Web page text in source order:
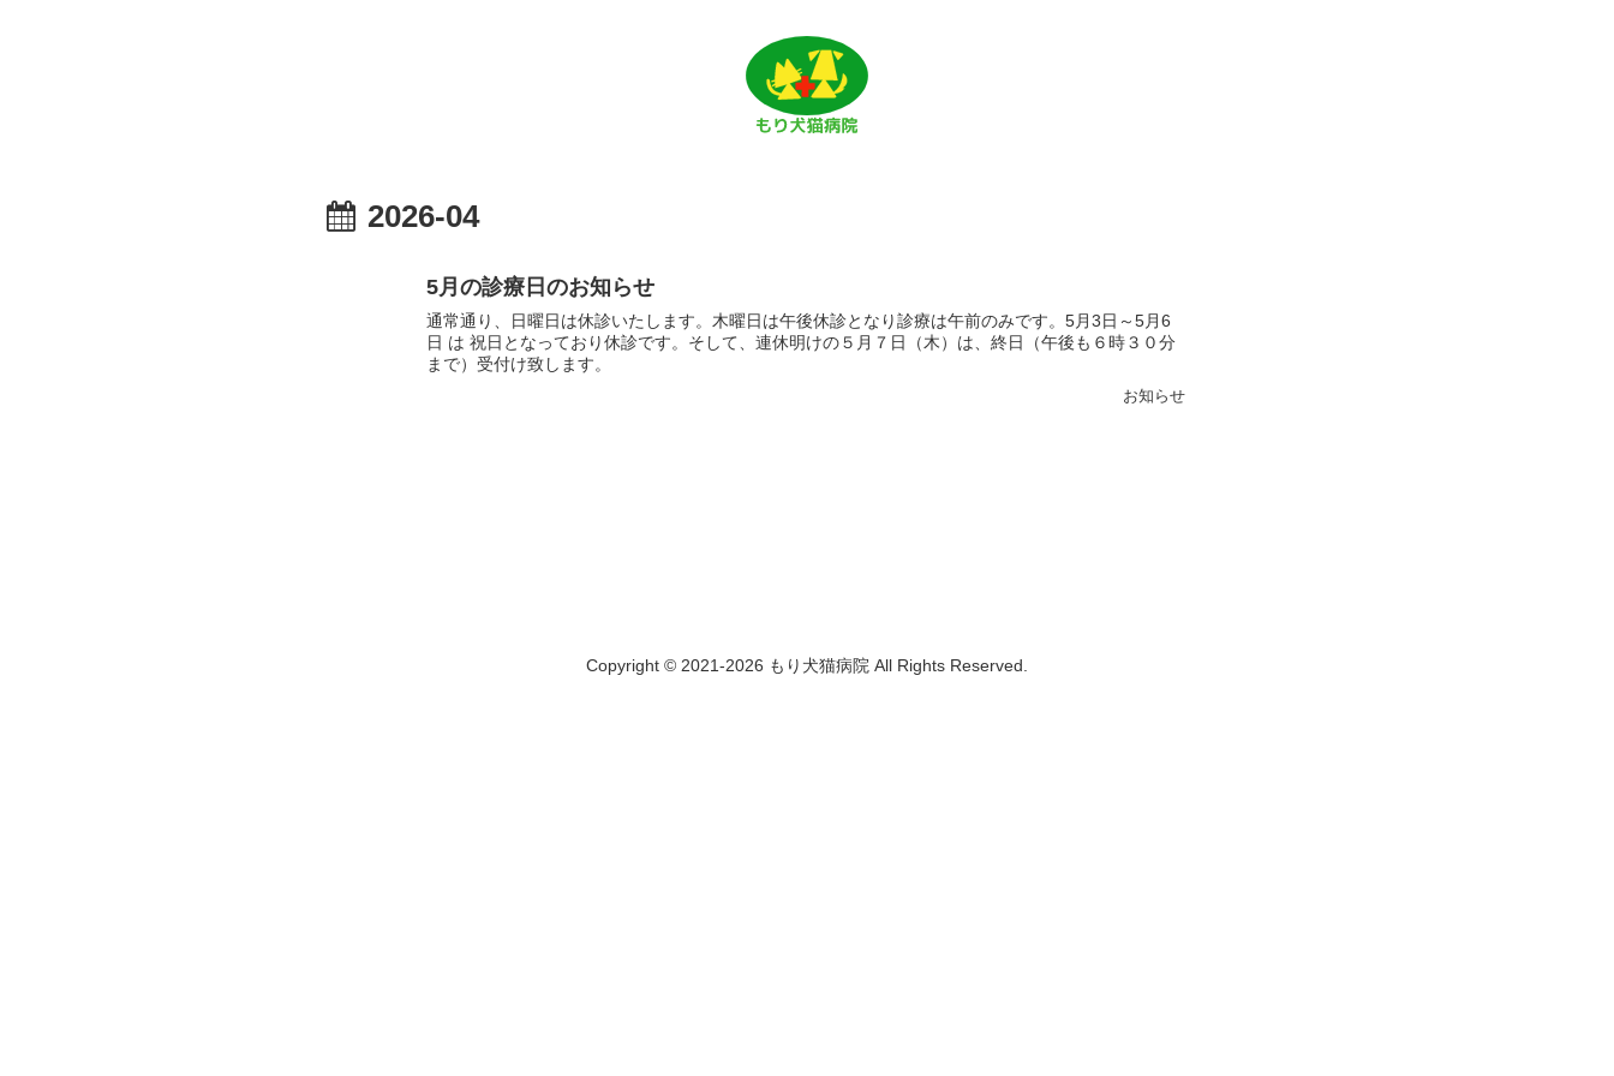
2026-04
5月の診療日のお知らせ
通常通り、日曜日は休診いたします。木曜日は午後休診となり診療は午前のみです。5月3日～5月6
日 は 祝日となっており休診です。そして、連休明けの５月７日（木）は、終日（午後も６時３０分
まで）受付け致します。
お知らせ
Copyright © 2021-2026 もり犬猫病院 All Rights Reserved.